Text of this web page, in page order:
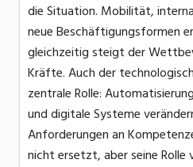
die Situation. Mobilität,
neue Beschäftigungsformen
gleichzeitig steigt der
Kräfte. Auch der
zentrale Rolle:
und digitale Systeme
Anforderungen an
nicht ersetzt, aber seine Rolle